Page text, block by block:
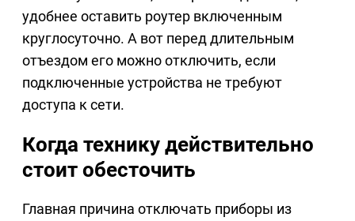
удобнее оставить роутер включенным
круглосуточно. А вот перед длительным
отъездом его можно отключить, если
подключенные устройства не требуют
доступа к сети.
Когда технику действительно
стоит обесточить
Главная причина отключать приборы из